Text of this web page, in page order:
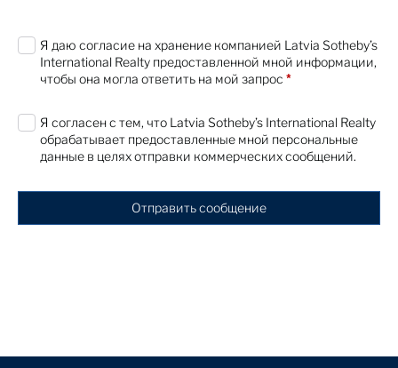
Я даю согласие на хранение компанией Latvia Sotheby’s
International Realty предоставленной мной информации,
чтобы она могла ответить на мой запрос *
Я согласен с тем, что Latvia Sotheby’s International Realty
обрабатывает предоставленные мной персональные
данные в целях отправки коммерческих сообщений.
Отправить сообщение